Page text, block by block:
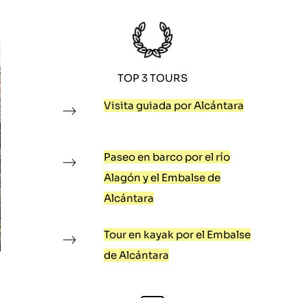
TOP 3 TOURS
Visita guiada por Alcántara
Paseo en barco por el río
Alagón y el Embalse de
Alcántara
Tour en kayak por el Embalse
de Alcántara